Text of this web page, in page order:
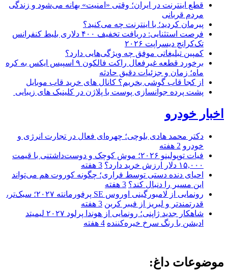
قطع اینترنت در ایران؛ وقتی «امنیت» بهانه می‌شود و زندگی
مردم قربانی
پیرمان کردید؛ با اینترنت چه می‌کنید؟
فرصت استثنایی: دریافت تخفیف ۴۰۰ دلاری بلیط کنفرانس
تک‌کرانچ دیسراپت ۲۰۲۶
کمپین تبلیغاتی موفق چه ویژگی‌هایی دارد؟
برخورد قطعه غیرفعال راکت فالکون ۹ اسپیس ایکس به کره
ماه؛ زمان و جزئیات دقیق حادثه
از کجا قاب گوشی بخریم؟ کانال های خرید قاب موبایل
پشت پرده جوانسازی پوست با پلاژن در کلینیک های زیبایی
اخبار خودرو
دکتر محمد هادی بلوچی؛ چهره‌ای فعال در تجارت انرژی و
خودرو 2 هفته
فیات توپولینو ۲۰۲۶؛ موش کوچک و دوست‌داشتنی با قیمت
۱۵,۰۰۰ دلار ارزش خرید دارد؟
3 هفته
احیای دنده دستی توسط فراری؛ چگونه کوروت هم می‌تواند
این مسیر را دنبال کند؟ 3 هفته
رونمایی از لامبورگینی اوروس SE پرفورمانته ۲۰۲۷؛ سبک‌تر،
قدرتمندتر و لبریز از فیبر کربن 3 هفته
شاهکار جدید ژاپنی؛ رونمایی از هوندا پرلود ۲۰۲۷ لیمیتد
ادیشن با رنگ سرخ خیره‌کننده 4 هفته
موضوعات داغ: